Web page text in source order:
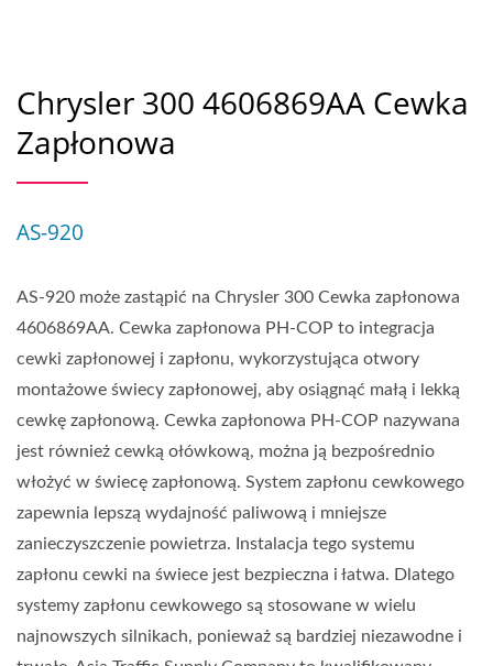
Chrysler 300 4606869AA Cewka
Zapłonowa
AS-920
AS-920 może zastąpić na Chrysler 300 Cewka zapłonowa
4606869AA. Cewka zapłonowa PH-COP to integracja
cewki zapłonowej i zapłonu, wykorzystująca otwory
montażowe świecy zapłonowej, aby osiągnąć małą i lekką
cewkę zapłonową. Cewka zapłonowa PH-COP nazywana
jest również cewką ołówkową, można ją bezpośrednio
włożyć w świecę zapłonową. System zapłonu cewkowego
zapewnia lepszą wydajność paliwową i mniejsze
zanieczyszczenie powietrza. Instalacja tego systemu
zapłonu cewki na świece jest bezpieczna i łatwa. Dlatego
systemy zapłonu cewkowego są stosowane w wielu
najnowszych silnikach, ponieważ są bardziej niezawodne i